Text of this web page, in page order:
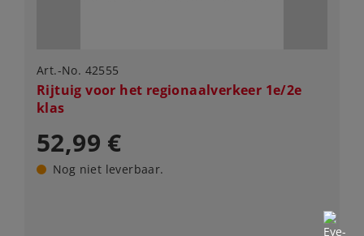
Art.-No. 42555
Rijtuig voor het regionaalverkeer 1e/2e
klas
52,99 €
Nog niet leverbaar.